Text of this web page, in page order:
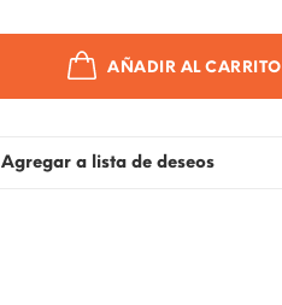
AÑADIR AL CARRITO
Agregar a lista de deseos